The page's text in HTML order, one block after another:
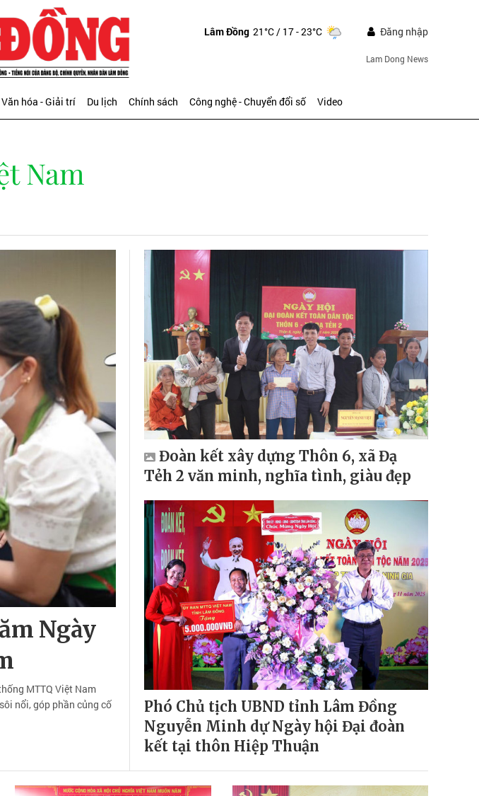
Lâm Đồng 21°C/ 17 - 23°C Đăng nhập
Lam Dong News
Văn hóa - Giải trí Du lịch Chính sách Công nghệ - Chuyển đổi số Video
Nam
Ngày
MTTQ Việt Nam
nổi, góp phần củng cố
Đoàn kết xây dựng Thôn 6, xã Đạ
Tẻh 2 văn minh, nghĩa tình, giàu đẹp
Phó Chủ tịch UBND tỉnh Lâm Đồng
Nguyễn Minh dự Ngày hội Đại đoàn
kết tại thôn Hiệp Thuận